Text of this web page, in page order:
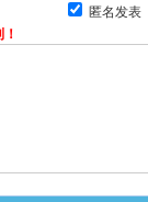
匿名发表